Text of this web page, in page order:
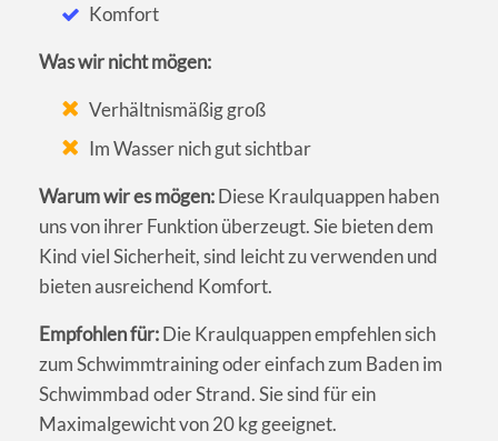
Komfort
Was wir nicht mögen:
Verhältnismäßig groß
Im Wasser nich gut sichtbar
Warum wir es mögen:Diese Kraulquappen haben
uns von ihrer Funktion überzeugt. Sie bieten dem
Kind viel Sicherheit, sind leicht zu verwenden und
bieten ausreichend Komfort.
Empfohlen für:Die Kraulquappen empfehlen sich
zum Schwimmtraining oder einfach zum Baden im
Schwimmbad oder Strand. Sie sind für ein
Maximalgewicht von 20 kg geeignet.